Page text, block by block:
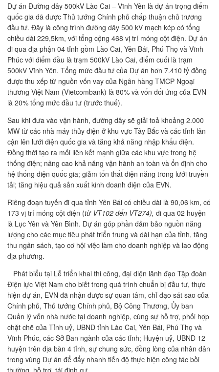
Dự án Đường dây 500kV Lào Cai – Vĩnh Yên là dự án trọng điểm
quốc gia đã được Thủ tướng Chính phủ chấp thuận chủ trương
đầu tư. Đây là công trình đường dây 500 kV mạch kép có tổng
chiều dài 229,5km, với tổng cộng 468 vị trí móng cột điện. Dự án
đi qua địa phận 04 tỉnh gồm Lào Cai, Yên Bái, Phú Thọ và Vĩnh
Phúc với điểm đầu là trạm 500kV Lào Cai, điểm cuối là trạm
500kV Vĩnh Yên. Tổng mức đầu tư của Dự án hơn 7.410 tỷ đồng
được thu xếp từ nguồn vốn vay của Ngân hàng TMCP Ngoại
thương Việt Nam (Vietcombank) là 80% và vốn đối ứng của EVN
là 20% tổng mức đầu tư (trước thuế).
Sau khi đưa vào vận hành, đường dây sẽ giải toả khoảng 2.000
MW từ các nhà máy thủy điện ở khu vực Tây Bắc và các tỉnh lân
cận lên lưới điện quốc gia và tăng khả năng nhập khẩu điện.
Đồng thời tạo ra mối liên kết mạnh giữa các khu vực trong hệ
thống điện; nâng cao khả năng vận hành an toàn và ổn định cho
hệ thống điện quốc gia; giảm tổn thất điện năng trong lưới truyền
tải; tăng hiệu quả sản xuất kinh doanh điện của EVN.
Riêng đoạn tuyến đi qua tỉnh Yên Bái có chiều dài là 90,06 km, có
173 vị trí móng cột điện (từ VT102 đến VT274), đi qua 02 huyện
là Lục Yên và Yên Bình. Dự án góp phần đảm bảo nguồn năng
lượng cho các mục tiêu phát triển trung và dài hạn của tỉnh, tăng
thu ngân sách, tạo cơ hội việc làm cho doanh nghiệp và lao động
địa phương.
Phát biểu tại Lễ triển khai thi công, đại diện lãnh đạo Tập đoàn
Điện lực Việt Nam cho biết trong quá trình chuẩn bị đầu tư, thực
hiện dự án, EVN đã nhận được sự quan tâm, chỉ đạo sát sao của
Chính phủ, Thủ tướng Chính phủ, Bộ Công Thương, Ủy ban
Quản lý vốn nhà nước tại doanh nghiệp, cùng sự hỗ trợ, phối hợp
chặt chẽ của Tỉnh uỷ, UBND tỉnh Lào Cai, Yên Bái, Phú Thọ và
Vĩnh Phúc, các Sở Ban ngành của các tỉnh; Huyện uỷ, UBND 12
huyện trên địa bàn 4 tỉnh, sự chung sức, đồng lòng của nhân dân
trong vùng Dự án để đẩy nhanh tiến độ thực hiện công tác bồi
thường, hỗ trợ, tái định cư.